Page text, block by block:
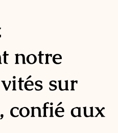
notre
sur
confié aux